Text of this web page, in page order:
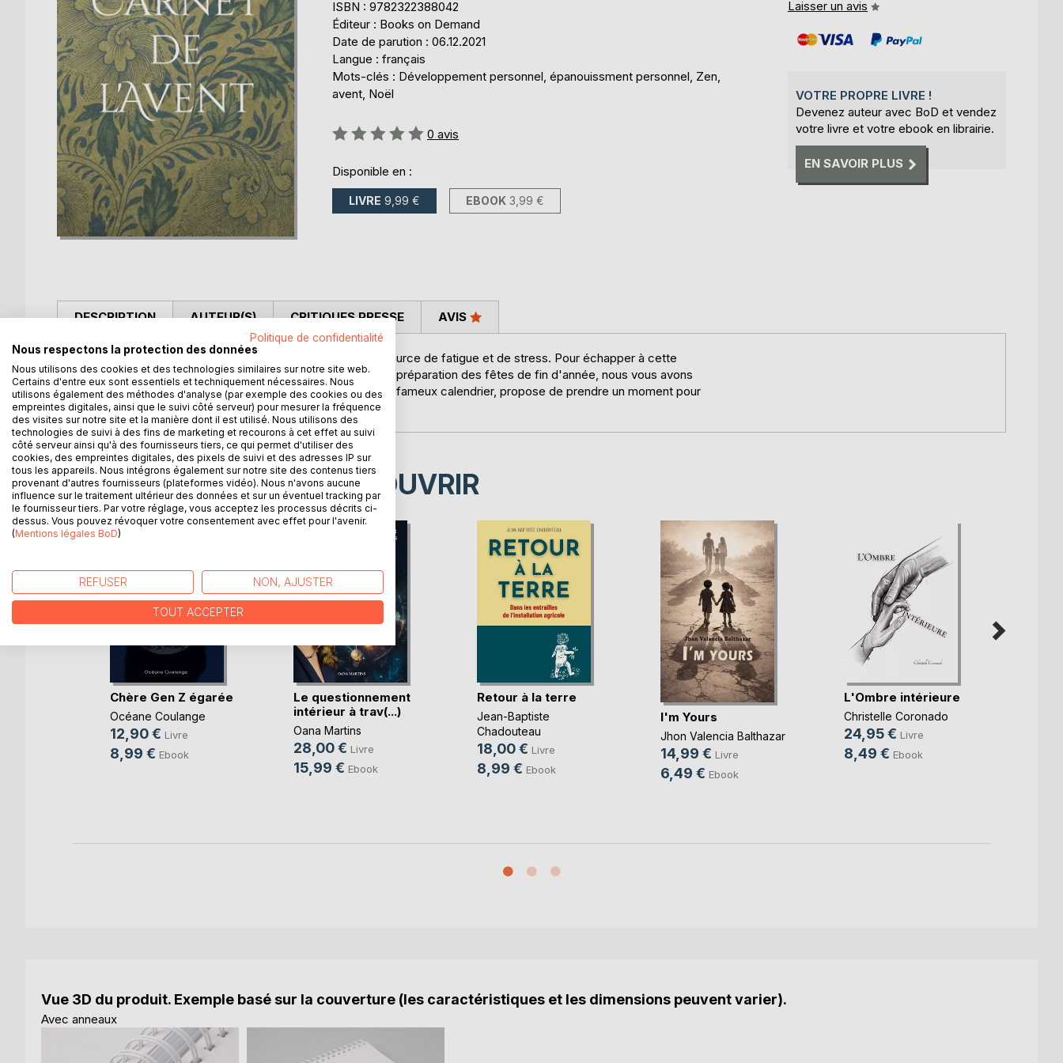
ISBN : 9782322388042
Éditeur : Books on Demand
Date de parution : 06.12.2021
Langue : français
Mots-clés : Développement personnel, épanouissment personnel, Zen,
avent, Noël
Évaluation:
0 avis
Disponible en :
LIVRE 9,99 € EBOOK 3,99 €
Laisser un avis
VOTRE PROPRE LIVRE !
Devenez auteur avec BoD et vendez
votre livre et votre ebook en librairie.
EN SAVOIR PLUS
DESCRIPTION
La période de l'Avent, aussi joyeuse soit-elle, est aussi source de fatigue et de stress. Pour échapper à cette
frénésie et faire face aussi sereinement que possible à la préparation des fêtes de fin d'année, nous vous avons
préparé un carnet de l'Avent. Ce carnet, conçu comme le fameux calendrier, propose de prendre un moment pour
soi chaque jour jusqu'à Noël.
AUTEUR(S) CRITIQUES PRESSE AVIS
D’AUTRES TITRES À DÉCOUVRIR
Chère Gen Z égarée
Océane Coulange
12,90 € Livre
8,99 € Ebook
Le questionnement
intérieur à trav(...)
Oana Martins
28,00 € Livre
15,99 € Ebook
Retour à la terre
Jean-Baptiste
Chadouteau
18,00 € Livre
8,99 € Ebook
I'm Yours
Jhon Valencia Balthazar
14,99 € Livre
6,49 € Ebook
L'Ombre intérieure
Christelle Coronado
24,95 € Livre
8,49 € Ebook
Vue 3D du produit. Exemple basé sur la couverture (les caractéristiques et les dimensions peuvent varier).
Avec anneaux
Politique de confidentialité
Nous respectons la protection des données
Nous utilisons des cookies et des technologies similaires sur notre site web.
Certains d'entre eux sont essentiels et techniquement nécessaires. Nous
utilisons également des méthodes d'analyse (par exemple des cookies ou des
empreintes digitales, ainsi que le suivi côté serveur) pour mesurer la fréquence
des visites sur notre site et la manière dont il est utilisé. Nous utilisons des
technologies de suivi à des fins de marketing et recourons à cet effet au suivi
côté serveur ainsi qu'à des fournisseurs tiers, ce qui permet d'utiliser des
cookies, des empreintes digitales, des pixels de suivi et des adresses IP sur
tous les appareils. Nous intégrons également sur notre site des contenus tiers
provenant d'autres fournisseurs (plateformes vidéo). Nous n'avons aucune
influence sur le traitement ultérieur des données et sur un éventuel tracking par
le fournisseur tiers. Par votre réglage, vous acceptez les processus décrits ci-
dessus. Vous pouvez révoquer votre consentement avec effet pour l'avenir.
(Mentions légales BoD)
REFUSER NON, AJUSTER
TOUT ACCEPTER